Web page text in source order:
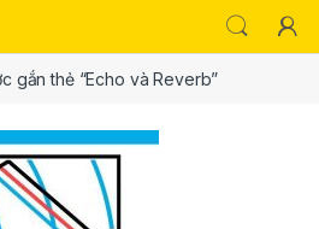
gắn thẻ “Echo và Reverb”